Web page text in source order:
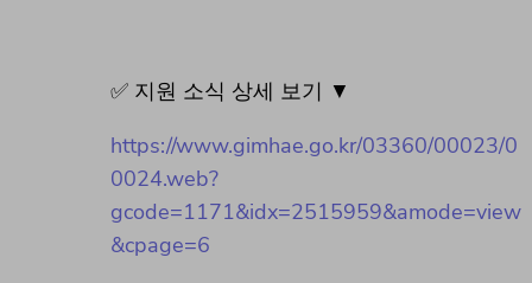
✅ 지원 소식 상세 보기 ▼
https://www.gimhae.go.kr/03360/00023/0
0024.web?
gcode=1171&idx=2515959&amode=view
&cpage=6